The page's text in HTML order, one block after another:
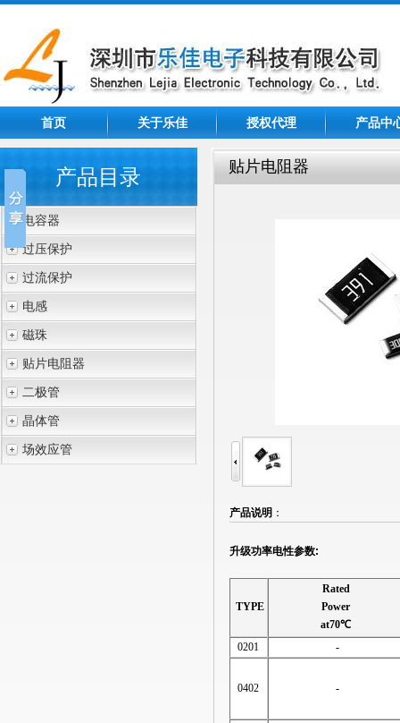
首页 关于乐佳 授权代理 产品中
产品目录
电容器
过压保护
过流保护
电感
磁珠
贴片电阻器
二极管
晶体管
场效应管
贴片电阻器
产品说明 ：
升级功率电性参数:
TYPE
Rated
Power
at70℃
0201
-
0402 -